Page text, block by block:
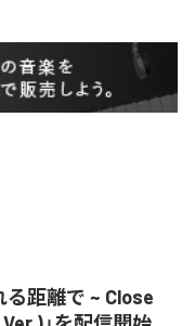
る距離で ~ Close